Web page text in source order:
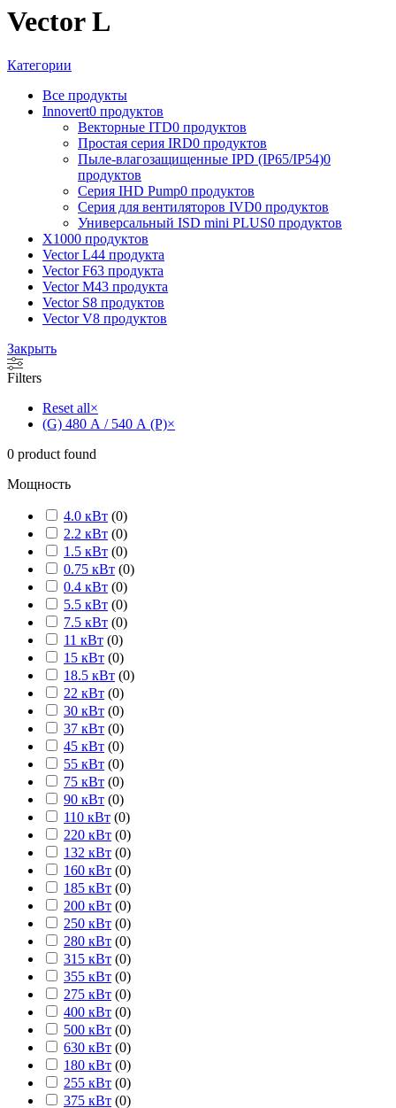
Vector L
Категории
Все продукты
Innovert0 продуктов
Векторные ITD0 продуктов
Простая серия IRD0 продуктов
Пыле-влагозащищенные IPD (IP65/IP54)0
продуктов
Серия IHD Pump0 продуктов
Серия для вентиляторов IVD0 продуктов
Универсальный ISD mini PLUS0 продуктов
X1000 продуктов
Vector L44 продукта
Vector F63 продукта
Vector M43 продукта
Vector S8 продуктов
Vector V8 продуктов
Закрыть
Filters
Reset all×
(G) 480 А / 540 А (P)×
0 product found
Мощность
4.0 кВт (0)
2.2 кВт (0)
1.5 кВт (0)
0.75 кВт (0)
0.4 кВт (0)
5.5 кВт (0)
7.5 кВт (0)
11 кВт (0)
15 кВт (0)
18.5 кВт (0)
22 кВт (0)
30 кВт (0)
37 кВт (0)
45 кВт (0)
55 кВт (0)
75 кВт (0)
90 кВт (0)
110 кВт (0)
220 кВт (0)
132 кВт (0)
160 кВт (0)
185 кВт (0)
200 кВт (0)
250 кВт (0)
280 кВт (0)
315 кВт (0)
355 кВт (0)
275 кВт (0)
400 кВт (0)
500 кВт (0)
630 кВт (0)
180 кВт (0)
255 кВт (0)
375 кВт (0)